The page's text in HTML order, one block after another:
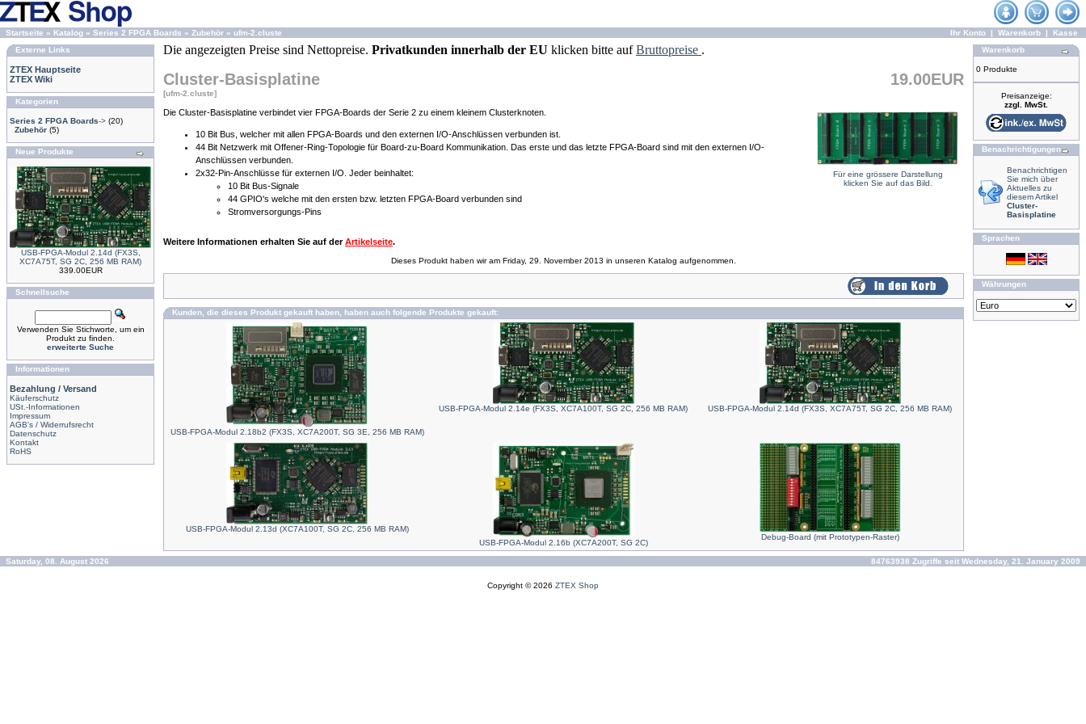
Startseite » Katalog » Series 2 FPGA Boards » Zubehör » ufm-2.cluste Ihr Konto | Warenkorb | Kasse
Externe Links
ZTEX Hauptseite
ZTEX Wiki
Kategorien
Series 2 FPGA Boards-> (20)
Zubehör (5)
Neue Produkte
USB-FPGA-Modul 2.14d (FX3S,
XC7A75T, SG 2C, 256 MB RAM)
339.00EUR
Schnellsuche
Verwenden Sie Stichworte, um ein
Produkt zu finden.
erweiterte Suche
Informationen
Bezahlung / Versand
Käuferschutz
USt.-Informationen
Impressum
AGB's / Widerrufsrecht
Datenschutz
Kontakt
RoHS
Die angezeigten Preise sind Nettopreise. Privatkunden innerhalb der EU klicken bitte aufBruttopreise .
Cluster-Basisplatine
[ufm-2.cluste]
19.00EUR
Für eine grössere Darstellung
klicken Sie auf das Bild.
Die Cluster-Basisplatine verbindet vier FPGA-Boards der Serie 2 zu einem kleinem Clusterknoten.
10 Bit Bus, welcher mit allen FPGA-Boards und den externen I/O-Anschlüssen verbunden ist.
44 Bit Netzwerk mit Offener-Ring-Topologie für Board-zu-Board Kommunikation. Das erste und das letzte FPGA-Board sind mit den externen I/O-
Anschlüssen verbunden.
2x32-Pin-Anschlüsse für externen I/O. Jeder beinhaltet:
10 Bit Bus-Signale
44 GPIO's welche mit den ersten bzw. letzten FPGA-Board verbunden sind
Stromversorgungs-Pins
Weitere Informationen erhalten Sie auf derArtikelseite.
Dieses Produkt haben wir am Friday, 29. November 2013 in unseren Katalog aufgenommen.
Kunden, die dieses Produkt gekauft haben, haben auch folgende Produkte gekauft:
USB-FPGA-Modul 2.18b2 (FX3S, XC7A200T, SG 3E, 256 MB RAM)
USB-FPGA-Modul 2.14e (FX3S, XC7A100T, SG 2C, 256 MB RAM) USB-FPGA-Modul 2.14d (FX3S, XC7A75T, SG 2C, 256 MB RAM)
USB-FPGA-Modul 2.13d (XC7A100T, SG 2C, 256 MB RAM)
USB-FPGA-Modul 2.16b (XC7A200T, SG 2C)
Debug-Board (mit Prototypen-Raster)
Warenkorb
0 Produkte
Preisanzeige:
zzgl. MwSt.
Benachrichtigungen
Benachrichtigen
Sie mich über
Aktuelles zu
diesem Artikel
Cluster-
Basisplatine
Sprachen
Währungen
Saturday, 08. August 2026 84763938 Zugriffe seit Wednesday, 21. January 2009
Copyright © 2026 ZTEX Shop